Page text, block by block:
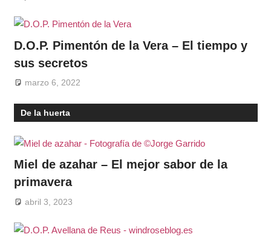
D.O.P. Pimentón de la Vera – El tiempo y
sus secretos
marzo 6, 2022
De la huerta
Miel de azahar – El mejor sabor de la
primavera
abril 3, 2023